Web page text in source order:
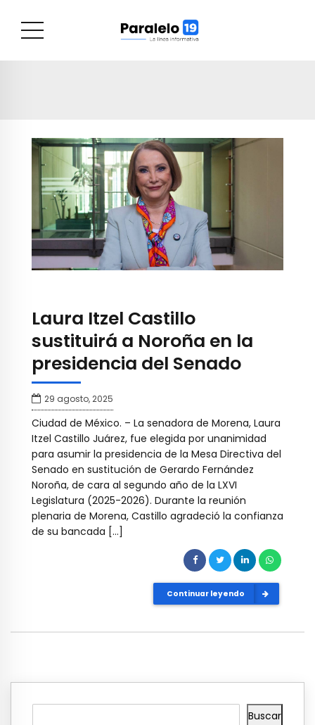
Laura Itzel Castillo
sustituirá a Noroña en la
presidencia del Senado
29 agosto, 2025
Ciudad de México. – La senadora de Morena, Laura
Itzel Castillo Juárez, fue elegida por unanimidad
para asumir la presidencia de la Mesa Directiva del
Senado en sustitución de Gerardo Fernández
Noroña, de cara al segundo año de la LXVI
Legislatura (2025-2026). Durante la reunión
plenaria de Morena, Castillo agradeció la confianza
de su bancada […]
Continuar leyendo
Buscar